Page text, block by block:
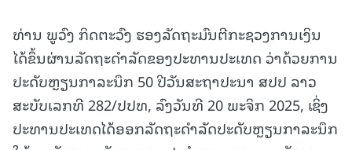
ທ່ານ ພູວົງ ກິດຕະວົງ ຮອງລັດຖະມົນຕີກະຊວງການເງິນ
ໄດ້ຂຶ້ນຜ່ານລັດຖະດໍາລັດຂອງປະທານປະເທດ ວ່າດ້ວຍການ
ປະດັບຫຼຽນກາລະນຶກ 50 ປີວັນສະຖາປະນາ ສປປ ລາວ
ສະບັບເລກທີ 282/ປປທ, ລົງວັນທີ 20 ພະຈິກ 2025, ເຊິ່ງ
ປະທານປະເທດໄດ້ອອກລັດຖະດໍາລັດປະດັບຫຼຽນກາລະນຶກ